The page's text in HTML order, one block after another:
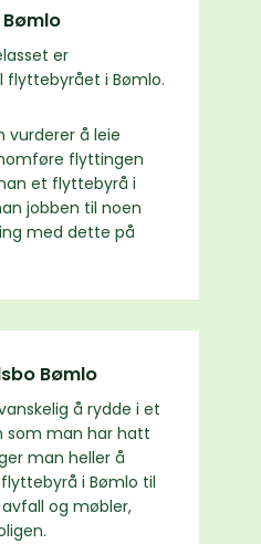
er
flyttebyrået i Bømlo.
vurderer å leie
flyttingen
et flyttebyrå i
jobben til noen
med dette på
Bømlo
å rydde i et
som man har hatt
man heller å
i Bømlo til
og møbler,